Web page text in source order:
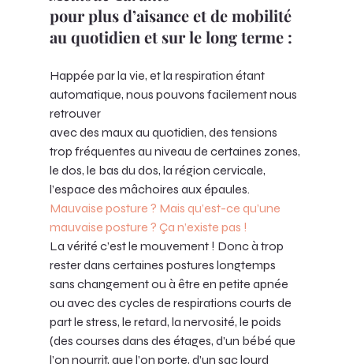
pour plus d’aisance et de mobilité
au quotidien et sur le long terme :
Happée par la vie, et la respiration étant
automatique, nous pouvons facilement nous
retrouver
avec des maux au quotidien, des tensions
trop fréquentes au niveau de certaines zones,
le dos, le bas du dos, la région cervicale,
l’espace des mâchoires aux épaules.
Mauvaise posture ? Mais qu’est-ce qu’une
mauvaise posture ? Ça n’existe pas !
La vérité c’est le mouvement ! Donc à trop
rester dans certaines postures longtemps
sans changement ou à être en petite apnée
ou avec des cycles de respirations courts de
part le stress, le retard, la nervosité, le poids
(des courses dans des étages, d’un bébé que
l’on nourrit, que l’on porte, d’un sac lourd